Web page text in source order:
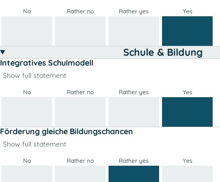
No Rather no Rather yes Yes
Schule & Bildung
Integratives Schulmodell
Show full statement
No Rather no Rather yes Yes
Förderung gleiche Bildungschancen
Show full statement
No Rather no Rather yes Yes